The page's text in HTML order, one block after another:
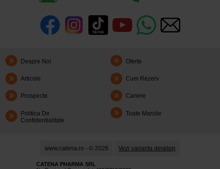
Despre Noi Oferte
Articole Cum Rezerv
Prospecte Cariere
Politica De
Confidentialitate
Toate Marcile
www.catena.ro - © 2026 Vezi varianta desktop
CATENA PHARMA SRL